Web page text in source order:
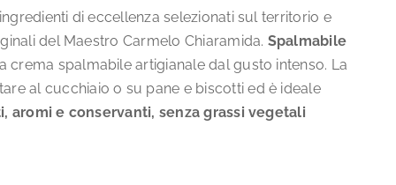
di eccellenza selezionati sul territorio e
del Maestro Carmelo Chiaramida. Spalmabile
crema spalmabile artigianale dal gusto intenso. La
al cucchiaio o su pane e biscotti ed è ideale
aromi e conservanti, senza grassi vegetali